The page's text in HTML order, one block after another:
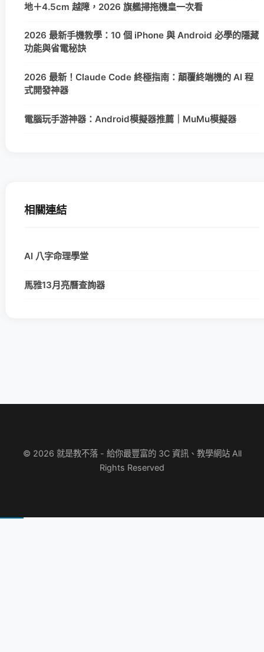
地＋4.5cm 越障，2026 旗艦掃拖機皇一次看
2026 最新手機教學：10 個 iPhone 與 Android 必學的隱藏
功能與省電秘訣
2026 最新！Claude Code 終極指南：顛覆終端機的 AI 程
式開發神器
電腦玩手游神器：Android模擬器推薦｜MuMu模擬器
相關連結
AI 八字命理學堂
馬雅13月亮曆查詢器
© 2026 就是教不落 - 給你最豐富的 3C 資訊、教學網站 All
Rights Reserved